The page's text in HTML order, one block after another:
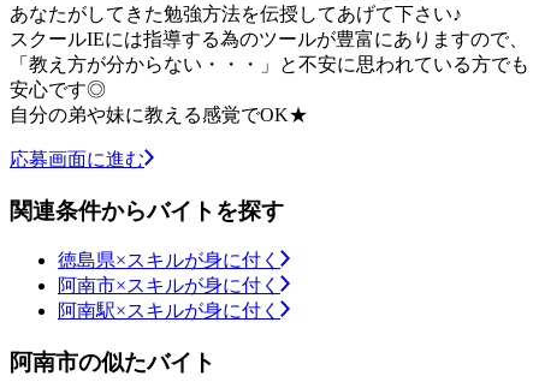
あなたがしてきた勉強方法を伝授してあげて下さい♪
スクールIEには指導する為のツールが豊富にありますので、
「教え方が分からない・・・」と不安に思われている方でも
安心です◎
自分の弟や妹に教える感覚でOK★
応募画面に進む
関連条件からバイトを探す
徳島県×スキルが身に付く
阿南市×スキルが身に付く
阿南駅×スキルが身に付く
阿南市の似たバイト